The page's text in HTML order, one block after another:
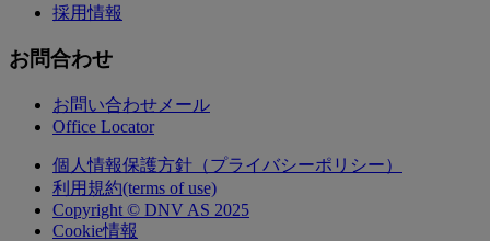
採用情報
お問合わせ
お問い合わせメール
Office Locator
個人情報保護方針（プライバシーポリシー）
利用規約(terms of use)
Copyright © DNV AS 2025
Cookie情報